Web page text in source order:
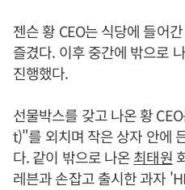
젠슨 황 CEO는 식당에 들어
즐겼다. 이후 중간에 밖으로
진행했다.
선물박스를 갖고 나온 황
t)"를 외치며 작은 상자 안에
다. 같이 밖으로 나온최태원
레븐과 손잡고 출시한 과자